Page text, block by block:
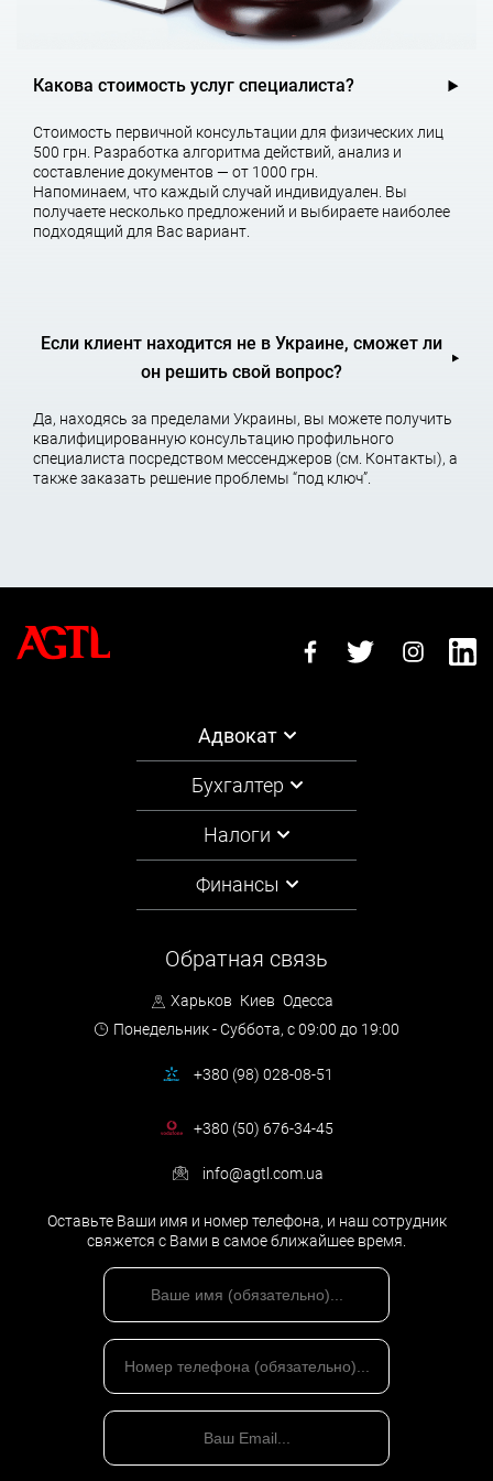
подзащитного,
обжалование постановлений о возбуждении уголовного
расследования
ознакомление с материалами уголовного дела и
определение судебной перспективы дела,
выработка и определение позиции и тактики защиты,
посещение обвиняемого в следственном изоляторе,
составление и подача адвокатских ходатайств и
истребование справок и иных документов для
приобщения к материалам уголовного дела,
пресечения,
обжалование действий следователя и прокурора,
Участие адвоката в судебных заседаниях
ведение и производство аудиозаписи судебных
ходатайство о допросе свидетелей защиты в ходе
судебного заседания,
подача замечаний на его неправильность,
апелляционной инстанции,
Украины по защите прав клиента,
наказания.
Защита свидетелей и оказание правовой помощи свидетелям
Стадии уголовного
производства
Какова стоимость услуг специалиста?
Стоимость первичной консультации для физических лиц
500 грн. Разработка алгоритма действий, анализ и
составление документов — от 1000 грн.
Напоминаем, что каждый случай индивидуален. Вы
получаете несколько предложений и выбираете наиболее
подходящий для Вас вариант.
Если клиент находится не в Украине, сможет ли
он решить свой вопрос?
Да, находясь за пределами Украины, вы можете получить
квалифицированную консультацию профильного
специалиста посредством мессенджеров (см. Контакты), а
также заказать решение проблемы “под ключ”.
Адвокат
Бухгалтер
Налоги
Финансы
Обратная связь
Харьков Киев Одесса
Понедельник - Суббота, с 09:00 до 19:00
+380 (98) 028-08-51
+380 (50) 676-34-45
info@agtl.com.ua
Оставьте Ваши имя и номер телефона, и наш сотрудник
свяжется с Вами в самое ближайшее время.